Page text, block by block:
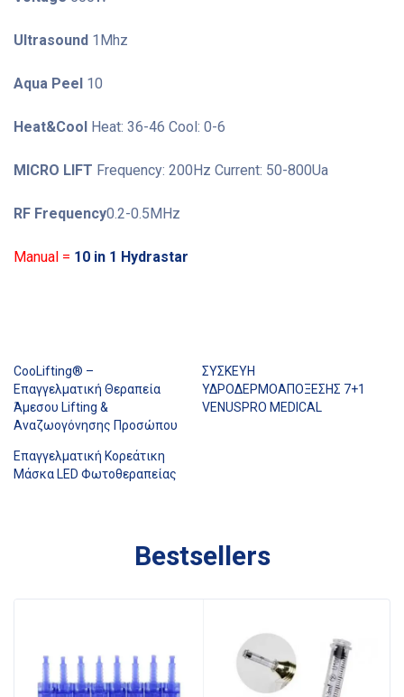
Ultrasound 1Mhz
Aqua Peel 10
Heat&Cool Heat: 36-46 Cool: 0-6
MICRO LIFT Frequency: 200Hz Current: 50-800Ua
RF Frequency0.2-0.5MHz
Manual = 10 in 1 Hydrastar
CooLifting® –
Επαγγελματική Θεραπεία
Άμεσου Lifting &
Αναζωογόνησης Προσώπου
ΣΥΣΚΕΥΗ
ΥΔΡΟΔΕΡΜΟΑΠΟΞΕΣΗΣ 7+1
VENUSPRO MEDICAL
Επαγγελματική Κορεάτικη
Μάσκα LED Φωτοθεραπείας
Bestsellers